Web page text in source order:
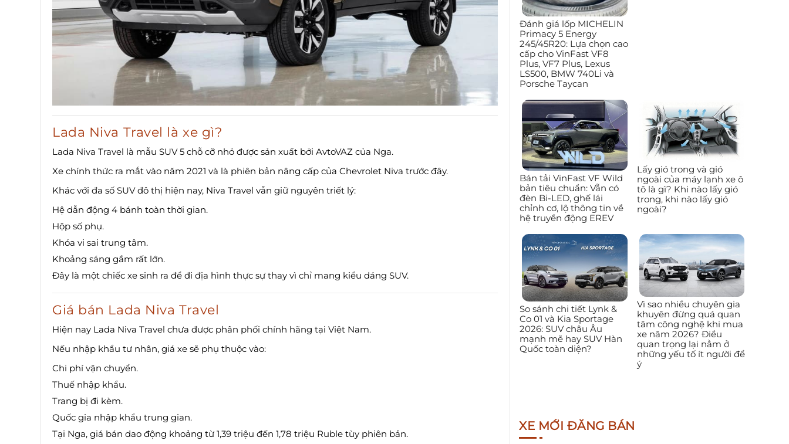
Lada Niva Travel là xe gì?
Lada Niva Travel là mẫu SUV 5 chỗ cỡ nhỏ được sản xuất bởi AvtoVAZ của Nga.
Xe chính thức ra mắt vào năm 2021 và là phiên bản nâng cấp của Chevrolet Niva trước đây.
Khác với đa số SUV đô thị hiện nay, Niva Travel vẫn giữ nguyên triết lý:
Hệ dẫn động 4 bánh toàn thời gian.
Hộp số phụ.
Khóa vi sai trung tâm.
Khoảng sáng gầm rất lớn.
Đây là một chiếc xe sinh ra để đi địa hình thực sự thay vì chỉ mang kiểu dáng SUV.
Giá bán Lada Niva Travel
Hiện nay Lada Niva Travel chưa được phân phối chính hãng tại Việt Nam.
Nếu nhập khẩu tư nhân, giá xe sẽ phụ thuộc vào:
Chi phí vận chuyển.
Thuế nhập khẩu.
Trang bị đi kèm.
Quốc gia nhập khẩu trung gian.
Tại Nga, giá bán dao động khoảng từ 1,39 triệu đến 1,78 triệu Ruble tùy phiên bản.
Đánh giá lốp MICHELIN
Primacy 5 Energy
245/45R20: Lựa chọn cao
cấp cho VinFast VF8
Plus, VF7 Plus, Lexus
LS500, BMW 740Li và
Porsche Taycan
Bán tải VinFast VF Wild
bản tiêu chuẩn: Vẫn có
đèn Bi-LED, ghế lái
chỉnh cơ, lộ thông tin về
hệ truyền động EREV
Lấy gió trong và gió
ngoài của máy lạnh xe ô
tô là gì? Khi nào lấy gió
trong, khi nào lấy gió
ngoài?
So sánh chi tiết Lynk &
Co 01 và Kia Sportage
2026: SUV châu Âu
mạnh mẽ hay SUV Hàn
Quốc toàn diện?
Vì sao nhiều chuyên gia
khuyên đừng quá quan
tâm công nghệ khi mua
xe năm 2026? Điều
quan trọng lại nằm ở
những yếu tố ít người để
ý
XE MỚI ĐĂNG BÁN